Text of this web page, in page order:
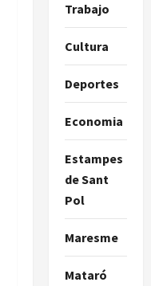
Trabajo
Cultura
Deportes
Economia
Estampes
de Sant
Pol
Maresme
Mataró